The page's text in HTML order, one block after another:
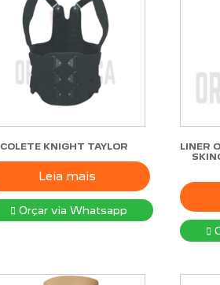
COLETE KNIGHT TAYLOR
Leia mais
Orçar via Whatsapp
LINER